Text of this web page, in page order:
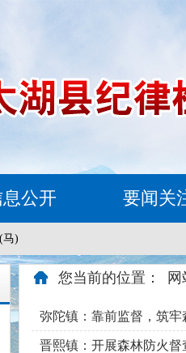
公开 要闻关
马)
您当前的位置：
弥陀镇：靠前监督，筑牢
晋熙镇：开展森林防火